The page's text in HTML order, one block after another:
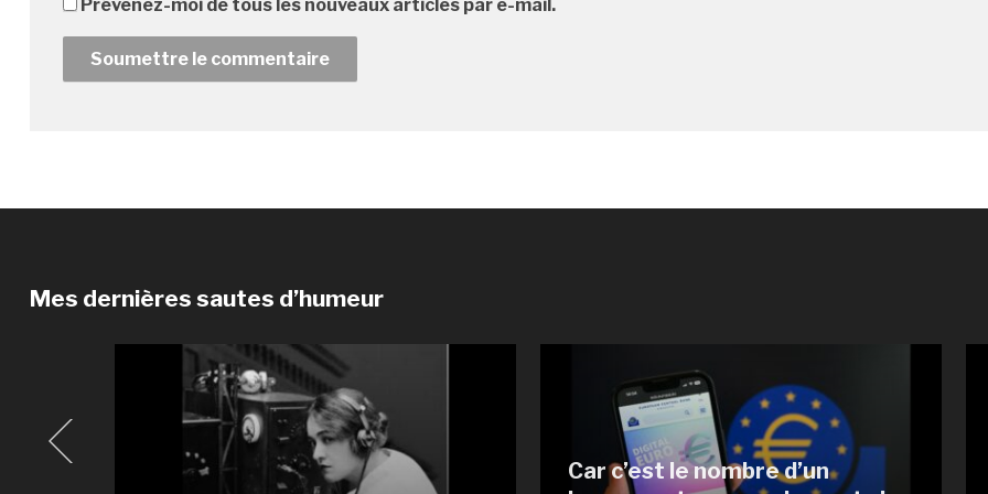
Prévenez-moi de tous les nouveaux articles par e-mail.
Mes dernières sautes d’humeur
Car c’est le nombre d’un